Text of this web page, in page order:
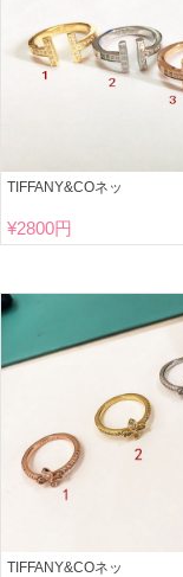
TIFFANY&COネッ
¥2800円
TIFFANY&COネッ